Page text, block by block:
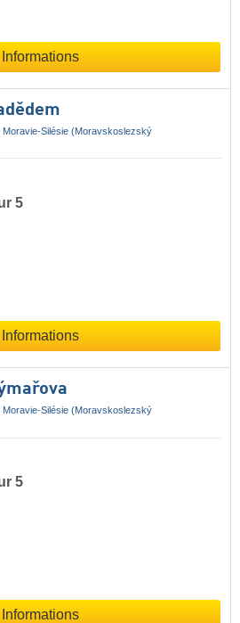
Informations
Moravie-Silésie (Moravskoslezský
5
Informations
Moravie-Silésie (Moravskoslezský
5
Informations